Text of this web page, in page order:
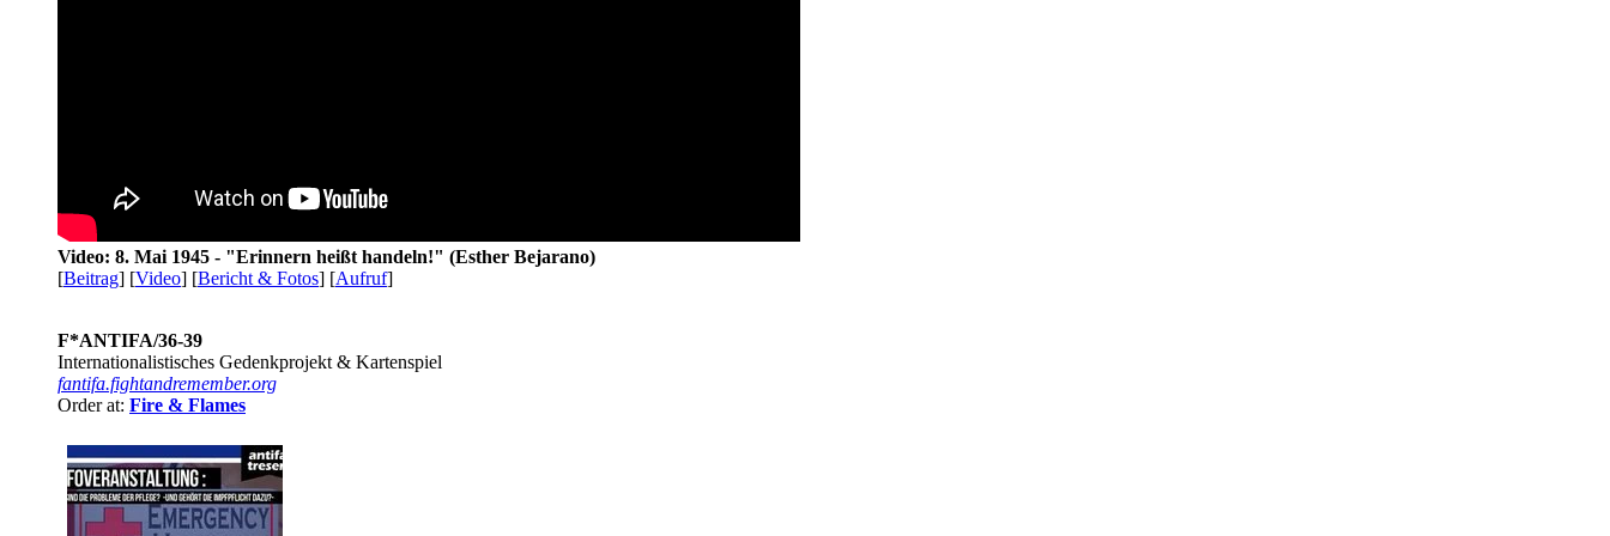
Video: 8. Mai 1945 - "Erinnern heißt handeln!" (Esther Bejarano)
[Beitrag] [Video] [Bericht & Fotos] [Aufruf]
F*ANTIFA/36-39
Internationalistisches Gedenkprojekt & Kartenspiel
fantifa.fightandremember.org
Order at: Fire & Flames